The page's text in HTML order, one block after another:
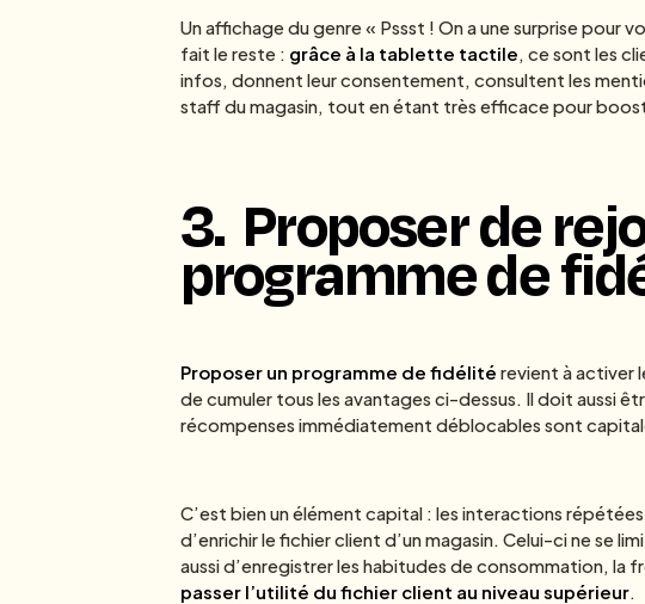
Un affichage du genre « Pssst ! On a une surprise pour
fait le reste : grâce à la tablette tactile, ce sont les
infos, donnent leur consentement, consultent les
staff du magasin, tout en étant très efficace pour
3. Proposer de
programme de
Proposer un programme de fidélitérevient à activer
de cumuler tous les avantages ci-dessus. Il doit aussi
récompenses immédiatement déblocables sont
C’est bien un élément capital : les interactions
d’enrichir le fichier client d’un magasin. Celui-ci ne se
aussi d’enregistrer les habitudes de consommation, la
passer l’utilité du fichier client au niveau supérieur